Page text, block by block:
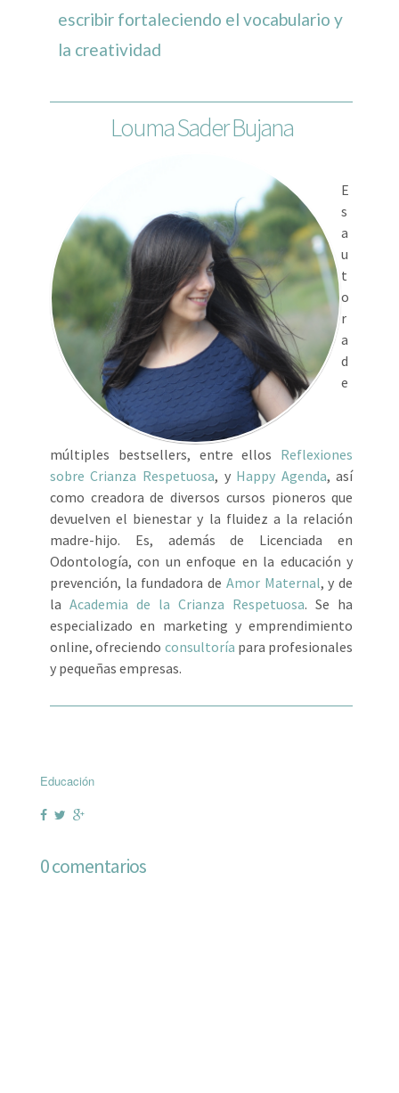
escribir fortaleciendo el vocabulario y
la creatividad
Louma Sader Bujana
E
s
a
u
t
o
r
a
d
e
múltiples bestsellers, entre ellos Reflexiones
sobre Crianza Respetuosa, y Happy Agenda, así
como creadora de diversos cursos pioneros que
devuelven el bienestar y la fluidez a la relación
madre-hijo. Es, además de Licenciada en
Odontología, con un enfoque en la educación y
prevención, la fundadora de Amor Maternal, y de
la Academia de la Crianza Respetuosa. Se ha
especializado en marketing y emprendimiento
online, ofreciendo consultoría para profesionales
y pequeñas empresas.
Educación
0 comentarios